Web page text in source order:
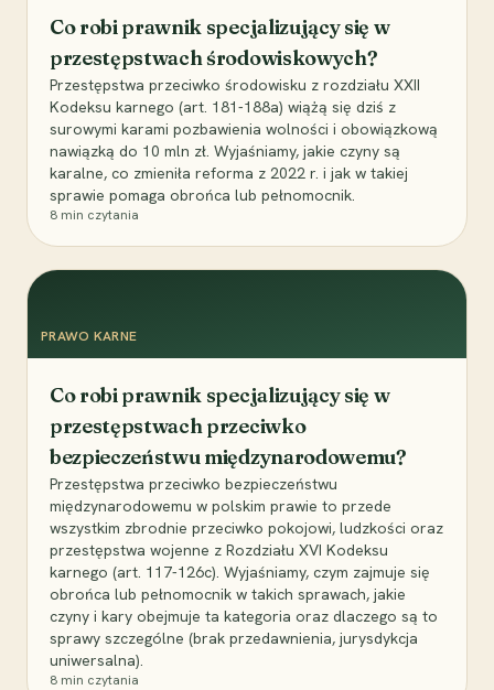
Co robi prawnik specjalizujący się w
przestępstwach środowiskowych?
Przestępstwa przeciwko środowisku z rozdziału XXII
Kodeksu karnego (art. 181-188a) wiążą się dziś z
surowymi karami pozbawienia wolności i obowiązkową
nawiązką do 10 mln zł. Wyjaśniamy, jakie czyny są
karalne, co zmieniła reforma z 2022 r. i jak w takiej
sprawie pomaga obrońca lub pełnomocnik.
8 min czytania
PRAWO KARNE
Co robi prawnik specjalizujący się w
przestępstwach przeciwko
bezpieczeństwu międzynarodowemu?
Przestępstwa przeciwko bezpieczeństwu
międzynarodowemu w polskim prawie to przede
wszystkim zbrodnie przeciwko pokojowi, ludzkości oraz
przestępstwa wojenne z Rozdziału XVI Kodeksu
karnego (art. 117-126c). Wyjaśniamy, czym zajmuje się
obrońca lub pełnomocnik w takich sprawach, jakie
czyny i kary obejmuje ta kategoria oraz dlaczego są to
sprawy szczególne (brak przedawnienia, jurysdykcja
uniwersalna).
8 min czytania